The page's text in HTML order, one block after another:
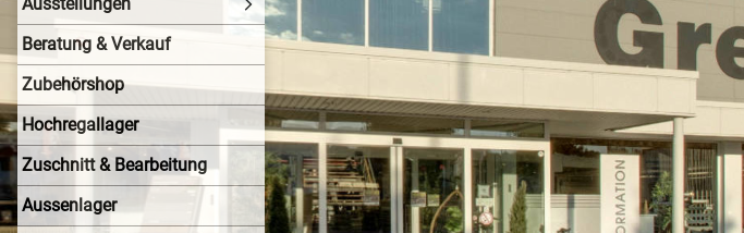
Beratung & Verkauf
Zubehörshop
Hochregallager
Zuschnitt & Bearbeitung
Aussenlager